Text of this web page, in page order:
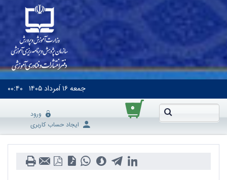
جمعه۱۶ اَمرداد ۱۴۰۵ ۰۰:۴۰
۰
ورود
ایجاد حساب کاربری